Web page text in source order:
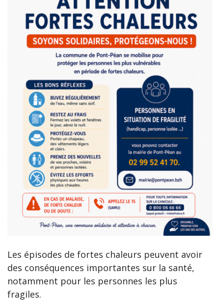
Les épisodes de fortes chaleurs peuvent avoir
des conséquences importantes sur la santé,
notamment pour les personnes les plus
fragiles.